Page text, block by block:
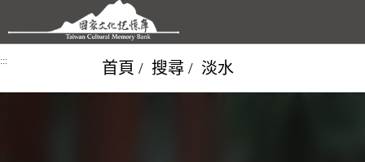
跳到主要內容區塊
::: 首頁 搜尋 淡水